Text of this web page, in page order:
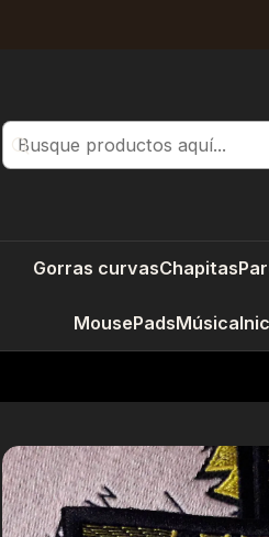
Gorras curvasChapitas
MousePadsMúsica